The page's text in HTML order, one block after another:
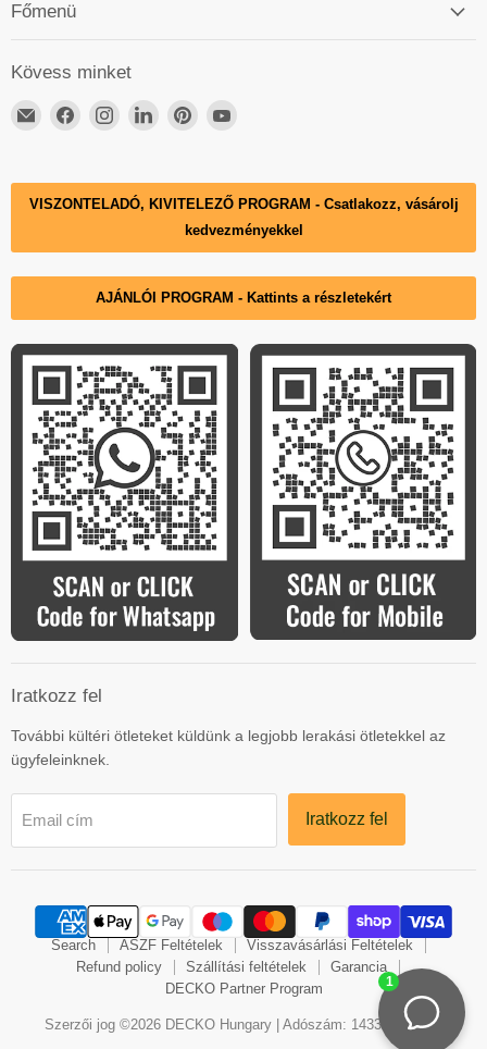
Főmenü
Kövess minket
Email
ElérhetőségünkFacebook
ElérhetőségünkInstagram
ElérhetőségünkLinkedIn
ElérhetőségünkPinterest
VISZONTELADÓ, KIVITELEZŐ PROGRAM - Csatlakozz, vásárolj
kedvezményekkel
AJÁNLÓI PROGRAM - Kattints a részletekért
Iratkozz fel
További kültéri ötleteket küldünk a legjobb lerakási ötletekkel az
ügyfeleinknek.
Email cím Iratkozz fel
Search ASZF Feltételek
Visszavásárlási Feltételek
Refund policy
Szállítási feltételek
Garancia
DECKO Partner Program
Szerzői jog ©2026 DECKO Hungary | Adószám: 14337156-2-13